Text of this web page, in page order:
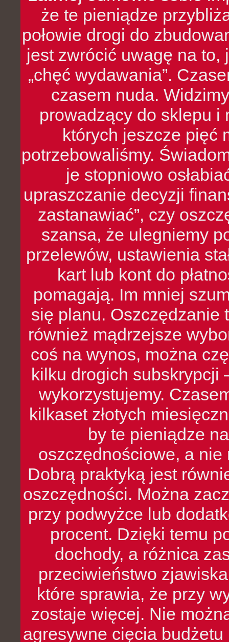
że te pieniądze
połowie drogi do
jest zwrócić uwagę na to,
„chęć wydawania”.
czasem nuda.
prowadzący do sklepu i
których jeszcze pięć
potrzebowaliśmy.
je stopniowo
upraszczanie decyzji
zastanawiać”, czy
szansa, że ulegniemy
przelewów, ustawienia
kart lub kont do
pomagają. Im mniej
się planu. Oszczędzanie
również mądrzejsze
coś na wynos, można
kilku drogich subskrypcji
wykorzystujemy.
kilkaset złotych
by te pieniądze
oszczędnościowe, a nie
Dobrą praktyką jest
oszczędności. Można
przy podwyżce lub
procent. Dzięki temu
dochody, a różnica
przeciwieństwo
które sprawia, że przy
zostaje więcej. Nie
agresywne cięcia